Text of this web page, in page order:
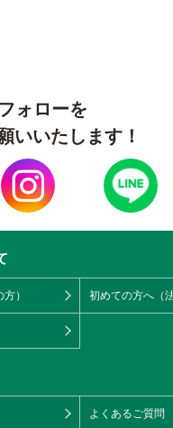
ォローを
いいたします！
） 初めての方へ（
よくあるご質問